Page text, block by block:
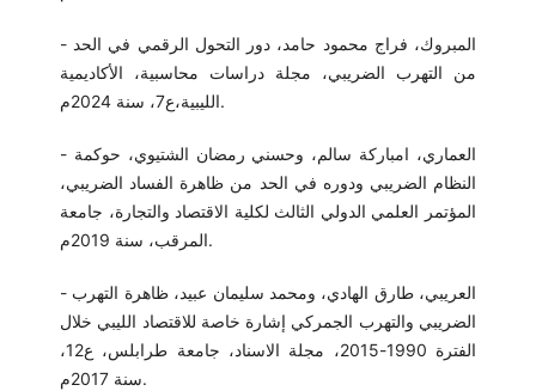
- المبروك، فراج محمود حامد، دور التحول الرقمي في الحد
من التهرب الضريبي، مجلة دراسات محاسبية، الأكاديمية
الليبية،ع7، سنة 2024م.
- العماري، امباركة سالم، وحسني رمضان الشتيوي، حوكمة
النظام الضريبي ودوره في الحد من ظاهرة الفساد الضريبي،
المؤتمر العلمي الدولي الثالث لكلية الاقتصاد والتجارة، جامعة
المرقب، سنة 2019م.
- العريبي، طارق الهادي، ومحمد سليمان عبيد، ظاهرة التهرب
الضريبي والتهرب الجمركي إشارة خاصة للاقتصاد الليبي خلال
الفترة 1990-2015، مجلة الاسناد، جامعة طرابلس، ع12،
سنة 2017م.